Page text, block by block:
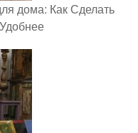
дома: Как Сделать